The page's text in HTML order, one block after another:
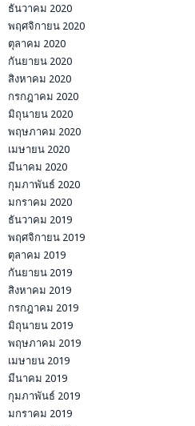
ธันวาคม 2020
พฤศจิกายน 2020
ตุลาคม 2020
กันยายน 2020
สิงหาคม 2020
กรกฎาคม 2020
มิถุนายน 2020
พฤษภาคม 2020
เมษายน 2020
มีนาคม 2020
กุมภาพันธ์ 2020
มกราคม 2020
ธันวาคม 2019
พฤศจิกายน 2019
ตุลาคม 2019
กันยายน 2019
สิงหาคม 2019
กรกฎาคม 2019
มิถุนายน 2019
พฤษภาคม 2019
เมษายน 2019
มีนาคม 2019
กุมภาพันธ์ 2019
มกราคม 2019